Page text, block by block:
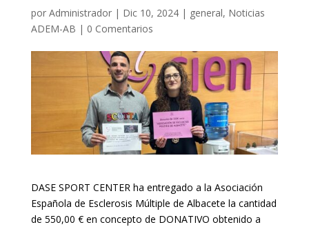
por Administrador| Dic 10, 2024| general, Noticias
ADEM-AB | 0 Comentarios
DASE SPORT CENTER ha entregado a la Asociación
Española de Esclerosis Múltiple de Albacete la cantidad
de 550,00 € en concepto de DONATIVO obtenido a